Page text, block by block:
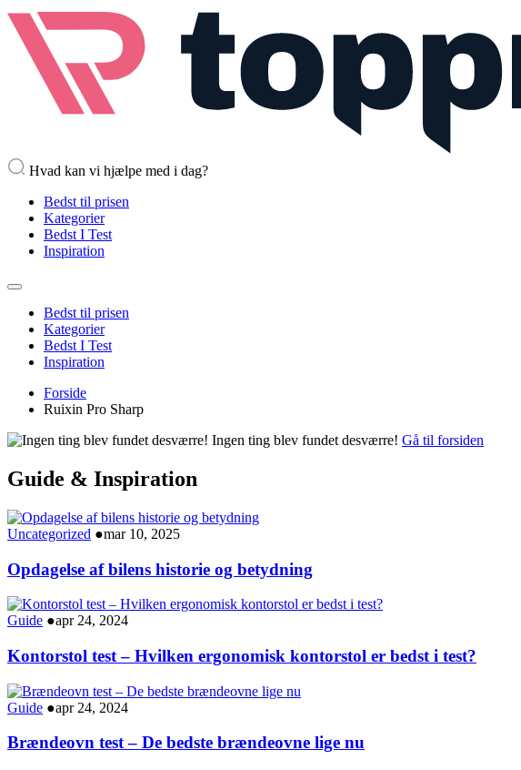
Hvad kan vi hjælpe med i dag?
Bedst til prisen
Kategorier
Bedst I Test
Inspiration
Bedst til prisen
Kategorier
Bedst I Test
Inspiration
Forside
Ruixin Pro Sharp
Ingen ting blev fundet desværre! Gå til forsiden
Guide & Inspiration
Uncategorized ●mar 10, 2025
Opdagelse af bilens historie og betydning
Guide ●apr 24, 2024
Kontorstol test – Hvilken ergonomisk kontorstol er bedst i test?
Guide ●apr 24, 2024
Brændeovn test – De bedste brændeovne lige nu